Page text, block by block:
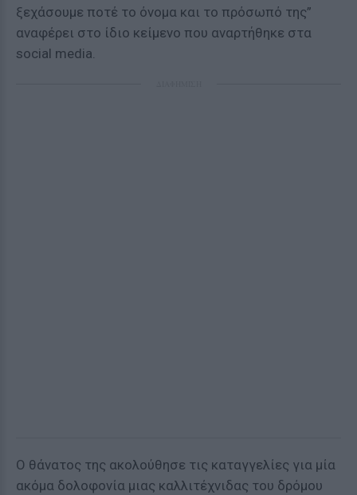
ξεχάσουμε ποτέ το όνομα και το πρόσωπό της”
αναφέρει στο ίδιο κείμενο που αναρτήθηκε στα
social media.
Ο θάνατος της ακολούθησε τις καταγγελίες για μία
ακόμα δολοφονία μιας καλλιτέχνιδας του δρόμου